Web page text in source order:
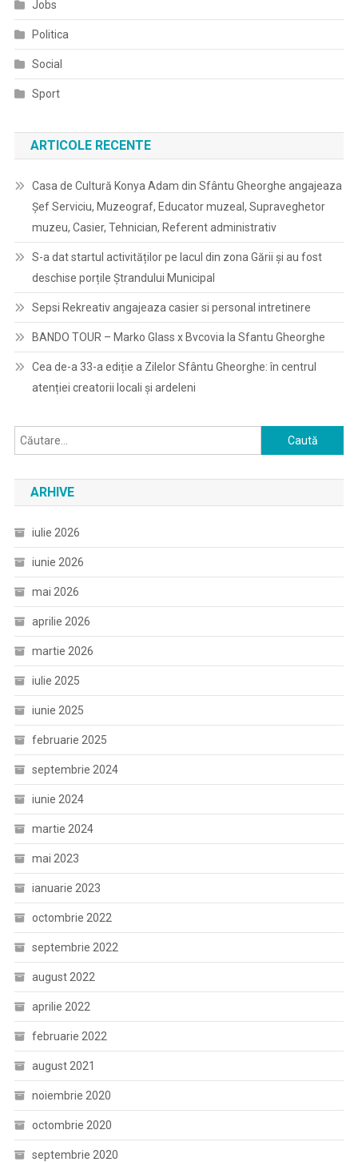
Jobs
Politica
Social
Sport
ARTICOLE RECENTE
Casa de Cultură Konya Adam din Sfântu Gheorghe angajeaza
Șef Serviciu, Muzeograf, Educator muzeal, Supraveghetor
muzeu, Casier, Tehnician, Referent administrativ
S-a dat startul activităților pe lacul din zona Gării și au fost
deschise porțile Ștrandului Municipal
Sepsi Rekreativ angajeaza casier si personal intretinere
BANDO TOUR – Marko Glass x Bvcovia la Sfantu Gheorghe
Cea de-a 33-a ediție a Zilelor Sfântu Gheorghe: în centrul
atenției creatorii locali și ardeleni
Caută
după:
ARHIVE
iulie 2026
iunie 2026
mai 2026
aprilie 2026
martie 2026
iulie 2025
iunie 2025
februarie 2025
septembrie 2024
iunie 2024
martie 2024
mai 2023
ianuarie 2023
octombrie 2022
septembrie 2022
august 2022
aprilie 2022
februarie 2022
august 2021
noiembrie 2020
octombrie 2020
septembrie 2020